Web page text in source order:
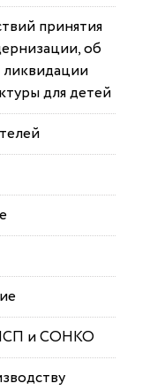
принятия
об
ликвидации
для детей
и СОНКО